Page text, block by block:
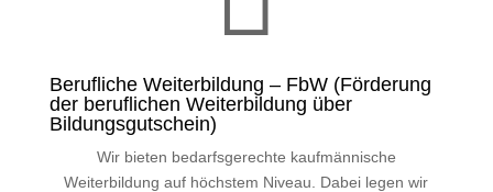
Berufliche Weiterbildung – FbW (Förderung
der beruflichen Weiterbildung über
Bildungsgutschein)
Wir bieten bedarfsgerechte kaufmännische
Weiterbildung auf höchstem Niveau. Dabei legen wir